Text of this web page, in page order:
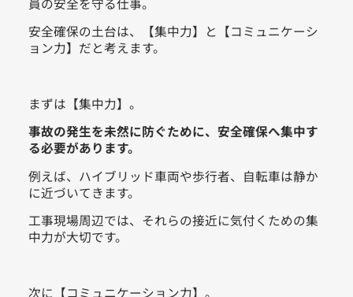
安全確保の土台は、【集中力】と【コミュニケーシ
ョン力】だと考えます。
まずは【集中力】。
事故の発生を未然に防ぐために、安全確保へ集中す
る必要があります。
例えば、ハイブリッド車両や歩行者、自転車は静か
に近づいてきます。
工事現場周辺では、それらの接近に気付くための集
中力が大切です。
次に【コミュニケーション力】。